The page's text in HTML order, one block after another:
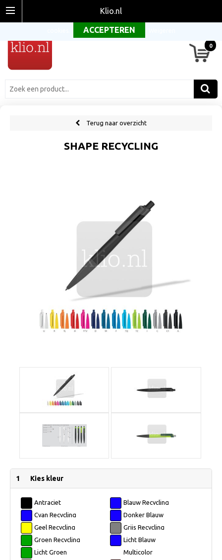
Klio.nl
0
Terug naar overzicht
SHAPE RECYCLING
1 Kies kleur
Antraciet
Blauw Recycling
Cyan Recycling
Donker Blauw
Geel Recycling
Grijs Recycling
Groen Recycling
Licht Blauw
Recycling
Licht Groen
Multicolor
Om onze website optimaal te laten functioneren maken wij gebruik van